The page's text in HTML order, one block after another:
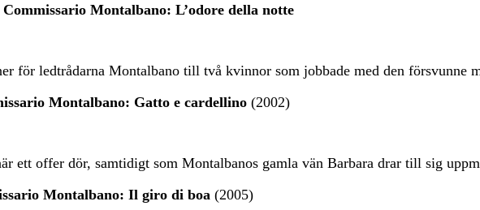
Montalbano: L’odore della notte
för ledtrådarna Montalbano till två kvinnor som jobbade med den försvunne
Montalbano: Gatto e cardellino (2002)
ett offer dör, samtidigt som Montalbanos gamla vän Barbara drar till sig
Montalbano: Il giro di boa (2005)